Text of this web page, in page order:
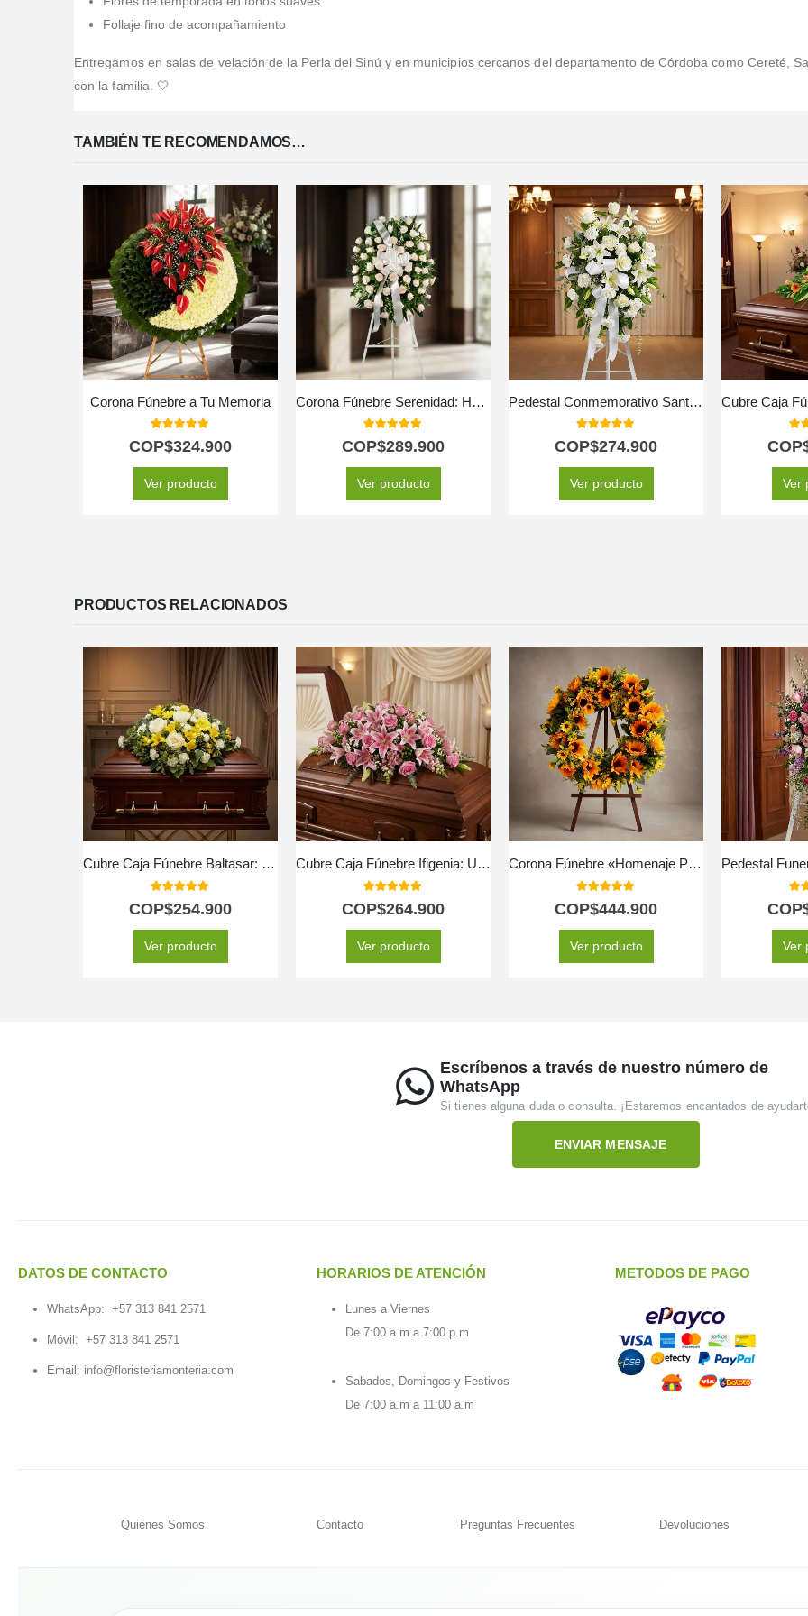
Follaje fino de acompañamiento
Entregamos en salas de velación de la Perla del Sinú y en municipios cercanos del departamento de Córdoba como Cereté,
con la familia. 🤍
TAMBIÉN TE RECOMENDAMOS…
Corona Fúnebre a Tu Memoria
5.00
COP$324.900
Ver producto
Corona Fúnebre Serenidad: Honrando a Adrian 🤍
5.00
COP$289.900
Ver producto
Pedestal Conmemorativo Santuario para el Homenaje a PAREDES 🕊️
5.00
COP$274.900
Ver producto
5.00
Ver
PRODUCTOS RELACIONADOS
Cubre Caja Fúnebre Baltasar: Homenaje Floral de Serenidad y Respeto 🕊️
COP$254.900
Ver producto
Cubre Caja Fúnebre Ifigenia: Un Homenaje Floral Conmovedor 🕊️
COP$264.900
Ver producto
Corona Fúnebre «Homenaje Perpetuo Abraham» para un Último Adiós 🕊️
COP$444.900
Ver producto Ver
Escríbenos a través de nuestro número de
WhatsApp
Si tienes alguna duda o consulta. ¡Estaremos encantados de
ENVIAR MENSAJE
DATOS DE CONTACTO
WhatsApp: +57 313 841 2571
Móvil: +57 313 841 2571
Email: info@floristeriamonteria.com
HORARIOS DE ATENCIÓN
Lunes a Viernes
De 7:00 a.m a 7:00 p.m
Sabados, Domingos y Festivos
De 7:00 a.m a 11:00 a.m
METODOS DE PAGO
Quienes Somos Contacto Preguntas Frecuentes Devoluciones